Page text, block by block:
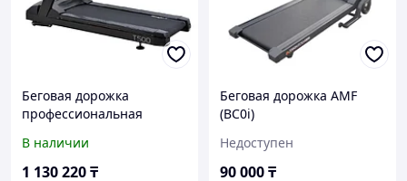
Беговая дорожка
профессиональная
В наличии
1 130 220₸
Беговая дорожка AMF
(BC0i)
Недоступен
90 000₸